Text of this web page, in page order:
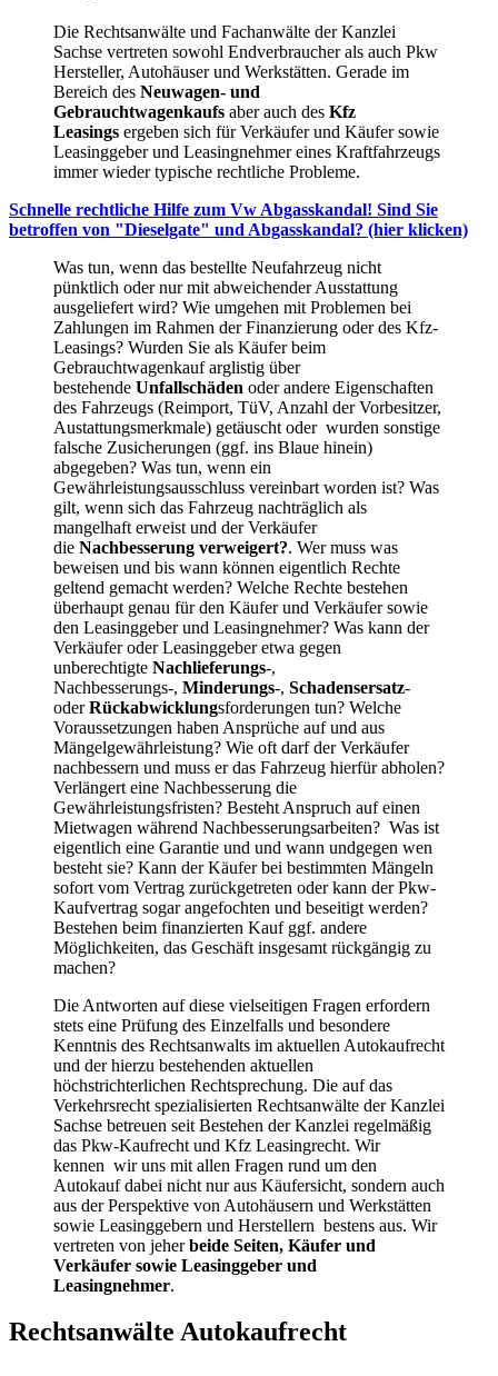
Die Rechtsanwälte und Fachanwälte der Kanzlei
Sachse vertreten sowohl Endverbraucher als auch Pkw
Hersteller, Autohäuser und Werkstätten. Gerade im
Bereich des Neuwagen- und
Gebrauchtwagenkaufs aber auch des Kfz
Leasings ergeben sich für Verkäufer und Käufer sowie
Leasinggeber und Leasingnehmer eines Kraftfahrzeugs
immer wieder typische rechtliche Probleme.
Schnelle rechtliche Hilfe zum Vw Abgasskandal! Sind Sie
betroffen von "Dieselgate" und Abgasskandal? (hier klicken)
Was tun, wenn das bestellte Neufahrzeug nicht
pünktlich oder nur mit abweichender Ausstattung
ausgeliefert wird? Wie umgehen mit Problemen bei
Zahlungen im Rahmen der Finanzierung oder des Kfz-
Leasings? Wurden Sie als Käufer beim
Gebrauchtwagenkauf arglistig über
bestehende Unfallschäden oder andere Eigenschaften
des Fahrzeugs (Reimport, TüV, Anzahl der Vorbesitzer,
Austattungsmerkmale) getäuscht oder wurden sonstige
falsche Zusicherungen (ggf. ins Blaue hinein)
abgegeben? Was tun, wenn ein
Gewährleistungsausschluss vereinbart worden ist? Was
gilt, wenn sich das Fahrzeug nachträglich als
mangelhaft erweist und der Verkäufer
die Nachbesserung verweigert?. Wer muss was
beweisen und bis wann können eigentlich Rechte
geltend gemacht werden? Welche Rechte bestehen
überhaupt genau für den Käufer und Verkäufer sowie
den Leasinggeber und Leasingnehmer? Was kann der
Verkäufer oder Leasinggeber etwa gegen
unberechtigte Nachlieferungs-,
Nachbesserungs-, Minderungs-, Schadensersatz-
oderRückabwicklungsforderungen tun? Welche
Voraussetzungen haben Ansprüche auf und aus
Mängelgewährleistung? Wie oft darf der Verkäufer
nachbessern und muss er das Fahrzeug hierfür abholen?
Verlängert eine Nachbesserung die
Gewährleistungsfristen? Besteht Anspruch auf einen
Mietwagen während Nachbesserungsarbeiten? Was ist
eigentlich eine Garantie und und wann undgegen wen
besteht sie? Kann der Käufer bei bestimmten Mängeln
sofort vom Vertrag zurückgetreten oder kann der Pkw-
Kaufvertrag sogar angefochten und beseitigt werden?
Bestehen beim finanzierten Kauf ggf. andere
Möglichkeiten, das Geschäft insgesamt rückgängig zu
machen?
Die Antworten auf diese vielseitigen Fragen erfordern
stets eine Prüfung des Einzelfalls und besondere
Kenntnis des Rechtsanwalts im aktuellen Autokaufrecht
und der hierzu bestehenden aktuellen
höchstrichterlichen Rechtsprechung. Die auf das
Verkehrsrecht spezialisierten Rechtsanwälte der Kanzlei
Sachse betreuen seit Bestehen der Kanzlei regelmäßig
das Pkw-Kaufrecht und Kfz Leasingrecht. Wir
kennen wir uns mit allen Fragen rund um den
Autokauf dabei nicht nur aus Käufersicht, sondern auch
aus der Perspektive von Autohäusern und Werkstätten
sowie Leasinggebern und Herstellern bestens aus. Wir
vertreten von jeherbeide Seiten, Käufer und
Verkäufer sowie Leasinggeber und
Leasingnehmer.
Rechtsanwälte Autokaufrecht